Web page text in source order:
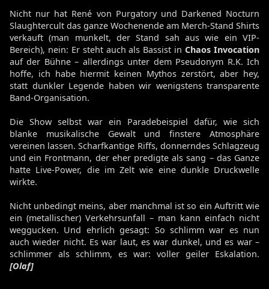
Nicht nur hat René von Purgatory und Darkened Nocturn
Slaughtercult das ganze Wochenende am Merch-Stand Shirts
verkauft (man munkelt, der Stand sah aus wie ein VIP-
Bereich), nein: Er steht auch als Bassist inChaos Invocation
auf der Bühne – allerdings unter dem Pseudonym R.K. Ich
hoffe, ich habe hiermit keinen Mythos zerstört, aber hey,
statt dunkler Legende haben wir wenigstens transparente
Band-Organisation.
Die Show selbst war ein Paradebeispiel dafür, wie sich
blanke musikalische Gewalt und finstere Atmosphäre
vereinen lassen. Scharfkantige Riffs, donnerndes Schlagzeug
und ein Frontmann, der eher predigte als sang – das Ganze
hatte Live-Power, die im Zelt wie eine dunkle Druckwelle
wirkte.
Nicht unbedingt meins, aber manchmal ist so ein Auftritt wie
ein (metallischer) Verkehrsunfall – man kann einfach nicht
weggucken. Und ehrlich gesagt: So schlimm war es nun
auch wieder nicht. Es war laut, es war dunkel, und es war –
schlimmer als schlimm, es war: voller geiler Eskalation.
[Olaf]